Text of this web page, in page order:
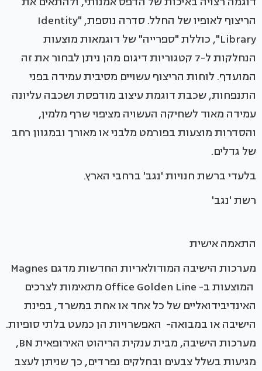
הריצוף לאופיו של החלל. סדרה נוספת, "Identity
Library", כוללת "ספרייה" של דוגמאות מוצעות
הנחלקות ל-7 קטגוריות דיגום מהן ניתן לבחור את זה
המועדף. לוחות הריצוף עשויים מסיבית עמידה בפני
התנפחות, שכבת דוגמת עיצוב מודפסת ושכבה עליונה
עמידה מאוד לשחיקה העשויה מציפוי שרף מלמין,
והסדרות מוצעות בפורמט מלבני או מאורך ובמגוון רחב
של גדלים.
בלעדי ברשת חנויות 'נגב' ברחבי הארץ.
רשת 'נגב'
התאמה אישית
מערכות הישיבה המודולאריות החדשות מדגם Magnes
המוצעות ב- Office Golden Line מתאימות לצרכים
האינדיבידואליים של כל אחד או אחת במשרד, בפינת
הישיבה או במבואה- האפשרויות הן כמעט בלתי סופיות.
מערכות הישיבה, מבית ענקית הריהוט האירופאית BN,
מגיעות בשלל צבעים ובחלקים נפרדים, כך שניתן לעצב